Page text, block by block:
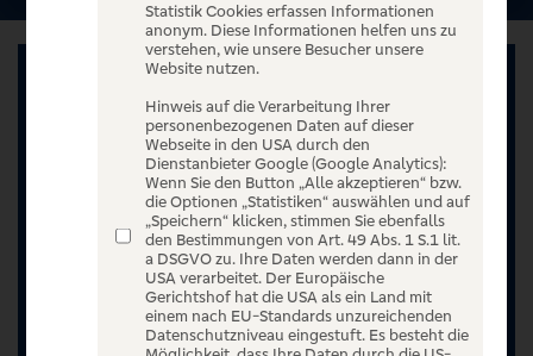
Statistik Cookies erfassen Informationen
anonym. Diese Informationen helfen uns zu
verstehen, wie unsere Besucher unsere
Website nutzen.
Hinweis auf die Verarbeitung Ihrer
personenbezogenen Daten auf dieser
Webseite in den USA durch den
Dienstanbieter Google (Google Analytics):
Wenn Sie den Button „Alle akzeptieren“ bzw.
die Optionen „Statistiken“ auswählen und auf
„Speichern“ klicken, stimmen Sie ebenfalls
den Bestimmungen von Art. 49 Abs. 1 S.1 lit.
a DSGVO zu. Ihre Daten werden dann in der
USA verarbeitet. Der Europäische
Gerichtshof hat die USA als ein Land mit
einem nach EU-Standards unzureichenden
Datenschutzniveau eingestuft. Es besteht die